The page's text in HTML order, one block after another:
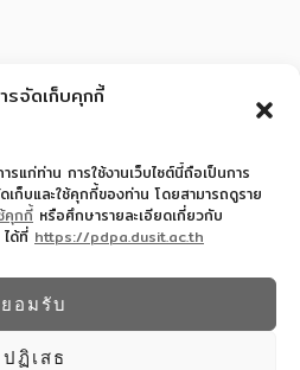
รจัดเก็บคุกกี้
รแก่ท่าน การใช้งานเว็บไซต์นี้ถือเป็นการ
ก็บและใช้คุกกี้ของท่าน โดยสามารถดูราย
คุกกี้ หรือศึกษารายละเอียดเกี่ยวกับ
ด้ที่ https://pdpa.dusit.ac.th
ยอมรับ
ปฏิเสธ
ตละอออุทิศ - WordPress
Kadence WP